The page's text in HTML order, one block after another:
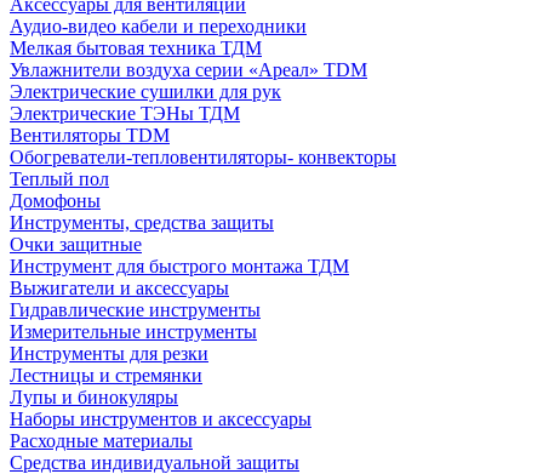
Аксессуары для вентиляции
Аудио-видео кабели и переходники
Мелкая бытовая техника ТДМ
Увлажнители воздуха серии «Ареал» TDM
Электрические сушилки для рук
Электрические ТЭНы ТДМ
Вентиляторы TDM
Обогреватели-тепловентиляторы- конвекторы
Теплый пол
Домофоны
Инструменты, средства защиты
Очки защитные
Инструмент для быстрого монтажа ТДМ
Выжигатели и аксессуары
Гидравлические инструменты
Измерительные инструменты
Инструменты для резки
Лестницы и стремянки
Лупы и бинокуляры
Наборы инструментов и аксессуары
Расходные материалы
Средства индивидуальной защиты